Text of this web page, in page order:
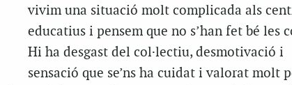
vivim una situació molt complicada als
educatius i pensem que no s’han fet bé les
Hi ha desgast del col·lectiu, desmotivació i
sensació que se’ns ha cuidat i valorat molt